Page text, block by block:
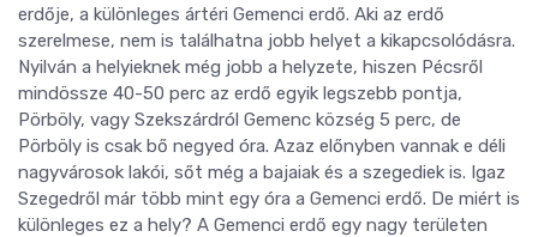
erdője, a különleges ártéri Gemenci erdő. Aki az erdő
szerelmese, nem is találhatna jobb helyet a kikapcsolódásra.
Nyilván a helyieknek még jobb a helyzete, hiszen Pécsről
mindössze 40-50 perc az erdő egyik legszebb pontja,
Pörböly, vagy Szekszárdról Gemenc község 5 perc, de
Pörböly is csak bő negyed óra. Azaz előnyben vannak e déli
nagyvárosok lakói, sőt még a bajaiak és a szegediek is. Igaz
Szegedről már több mint egy óra a Gemenci erdő. De miért is
különleges ez a hely? A Gemenci erdő egy nagy területen